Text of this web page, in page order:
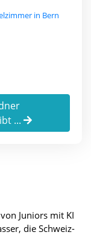
in Bern
...
Juniors mit KI
die Schweiz-